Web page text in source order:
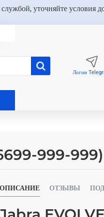
уточняйте условия
Логин
999-999)
ОПИСАНИЕ ОТЗЫВЫ